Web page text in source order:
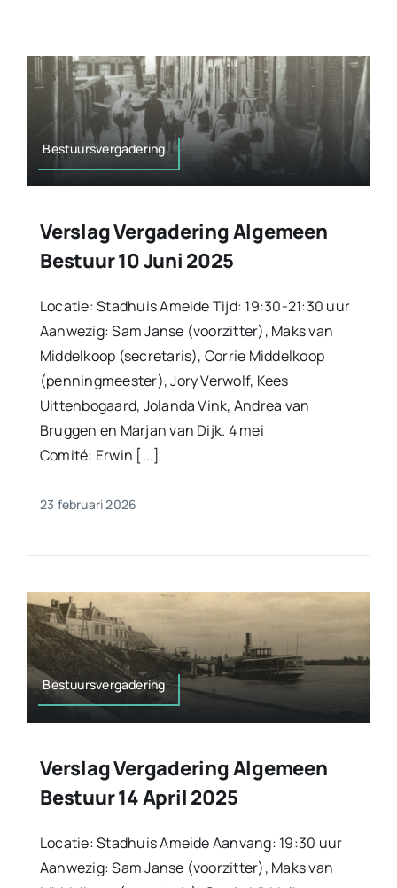
Bestuursvergadering
Verslag Vergadering Algemeen
Bestuur 10 Juni 2025
Locatie: Stadhuis Ameide Tijd: 19:30-21:30 uur
Aanwezig: Sam Janse (voorzitter), Maks van
Middelkoop (secretaris), Corrie Middelkoop
(penningmeester), Jory Verwolf, Kees
Uittenbogaard, Jolanda Vink, Andrea van
Bruggen en Marjan van Dijk. 4 mei
Comité: Erwin [...]
23 februari 2026
Bestuursvergadering
Verslag Vergadering Algemeen
Bestuur 14 April 2025
Locatie: Stadhuis Ameide Aanvang: 19:30 uur
Aanwezig: Sam Janse (voorzitter), Maks van